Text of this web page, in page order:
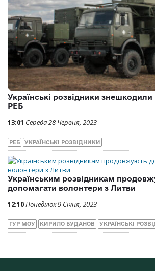
Українські розвідники
РЕБ
13:01 Середа 28 Червня, 2023
РЕБ УКРАЇНСЬКІ РОЗВІДНИКИ
Українським розвідникам
допомагати волонтери з Литви
12:10Понеділок 9 Січня, 2023
ГУР МОУ КИРИЛО БУДАНОВ УКРАЇНСЬКІ